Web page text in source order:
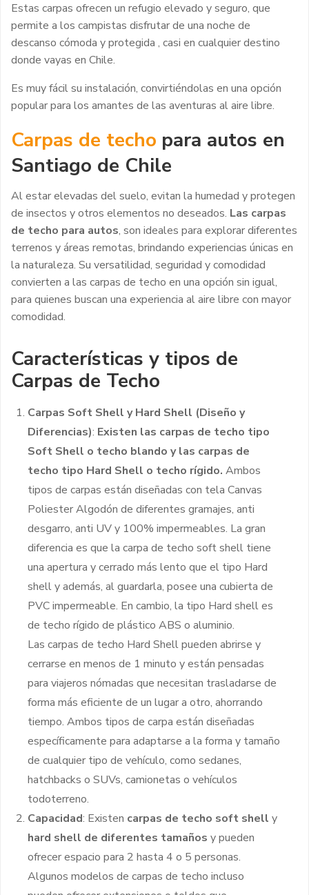
Estas carpas ofrecen un refugio elevado y seguro, que
permite a los campistas disfrutar de una noche de
descanso cómoda y protegida , casi en cualquier destino
donde vayas en Chile.
Es muy fácil su instalación, convirtiéndolas en una opción
popular para los amantes de las aventuras al aire libre.
Carpas de techo para autos en
Santiago de Chile
Al estar elevadas del suelo, evitan la humedad y protegen
de insectos y otros elementos no deseados. Las carpas
de techo para autos, son ideales para explorar diferentes
terrenos y áreas remotas, brindando experiencias únicas en
la naturaleza. Su versatilidad, seguridad y comodidad
convierten a las carpas de techo en una opción sin igual,
para quienes buscan una experiencia al aire libre con mayor
comodidad.
Características y tipos de
Carpas de Techo
Carpas Soft Shell y Hard Shell (Diseño y
Diferencias): Existen las carpas de techo tipo
Soft Shell o techo blando y las carpas de
techo tipo Hard Shell o techo rígido. Ambos
tipos de carpas están diseñadas con tela Canvas
Poliester Algodón de diferentes gramajes, anti
desgarro, anti UV y 100% impermeables. La gran
diferencia es que la carpa de techo soft shell tiene
una apertura y cerrado más lento que el tipo Hard
shell y además, al guardarla, posee una cubierta de
PVC impermeable. En cambio, la tipo Hard shell es
de techo rígido de plástico ABS o aluminio.
Las carpas de techo Hard Shell pueden abrirse y
cerrarse en menos de 1 minuto y están pensadas
para viajeros nómadas que necesitan trasladarse de
forma más eficiente de un lugar a otro, ahorrando
tiempo. Ambos tipos de carpa están diseñadas
específicamente para adaptarse a la forma y tamaño
de cualquier tipo de vehículo, como sedanes,
hatchbacks o SUVs, camionetas o vehículos
todoterreno.
Capacidad: Existen carpas de techo soft shell y
hard shell de diferentes tamaños y pueden
ofrecer espacio para 2 hasta 4 o 5 personas.
Algunos modelos de carpas de techo incluso